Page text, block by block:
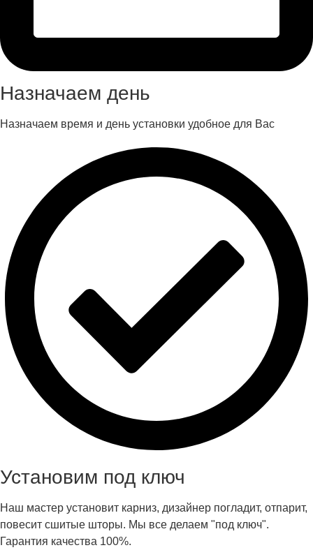
Назначаем день
Назначаем время и день установки удобное для Вас
Установим под ключ
Наш мастер установит карниз, дизайнер погладит, отпарит,
повесит сшитые шторы. Мы все делаем "под ключ".
Гарантия качества 100%.